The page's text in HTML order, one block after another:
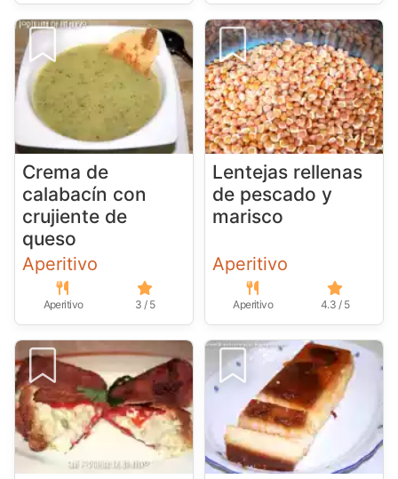
Crema de
calabacín con
crujiente de
queso
Aperitivo
Aperitivo 3 / 5
Lentejas rellenas
de pescado y
marisco
Aperitivo
Aperitivo 4.3 / 5